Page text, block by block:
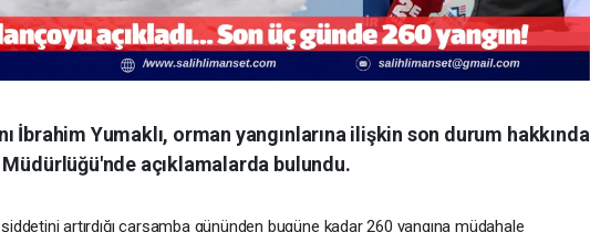
İbrahim Yumaklı, orman yangınlarına ilişkin son durum hakkında
açıklamalarda bulundu.
şiddetini artırdığı çarşamba gününden bugüne kadar 260 yangına müdahale